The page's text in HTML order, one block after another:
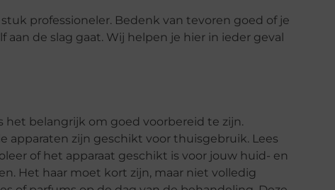
professioneler. Bedenk van tevoren goed of je
de slag gaat. Wij helpen je hier in ieder geval
het belangrijk om goed voorbereid te zijn.
apparaten zijn geschikt voor thuisgebruik. Lees
of het apparaat geschikt is voor jouw huid- en
Het haar moet kort zijn, maar niet volledig